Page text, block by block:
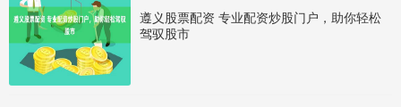
遵义股票配资 专业配资炒股门户，助你轻松
驾驭股市